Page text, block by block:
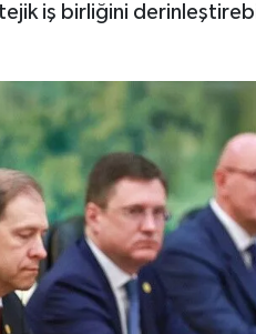
iş birliğini